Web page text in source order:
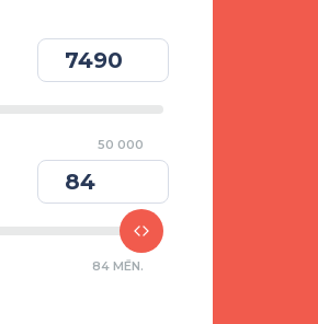
50 000
84 MĒN.